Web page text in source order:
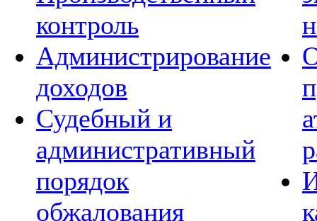
контроль
Администрирование
доходов
Судебный и
административный
порядок
обжалования